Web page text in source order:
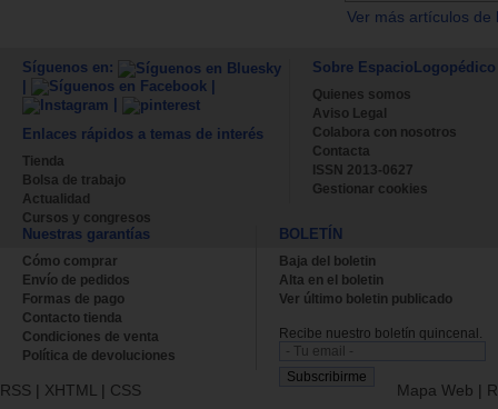
Ver más artículos
Síguenos en:
|
|
Enlaces rápidos a temas de interés
Tienda
Bolsa de trabajo
Actualidad
Cursos y congresos
Sobre EspacioLogopédico
Quienes somos
Aviso Legal
Colabora con nosotros
Contacta
ISSN 2013-0627
Gestionar cookies
Nuestras garantías
Cómo comprar
Envío de pedidos
Formas de pago
Contacto tienda
Condiciones de venta
Política de devoluciones
BOLETÍN
Baja del boletin
Alta en el boletin
Ver último boletin publicado
Recibe nuestro boletín quincenal.
RSS | XHTML | CSS Mapa Web |